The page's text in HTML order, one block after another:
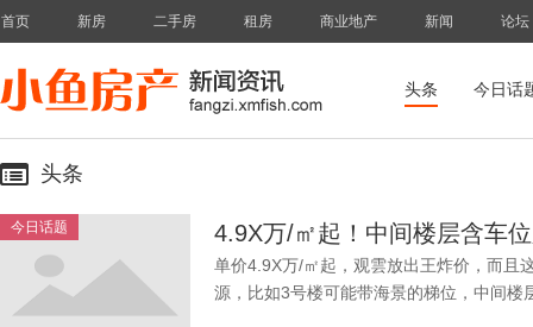
首页 新房 二手房 租房 商业地产 新闻 论坛
头条 今日话
头条
今日话题
单价4.9X万/㎡起，观雲放出王炸价，而且
源，比如3号楼可能带海景的梯位，中间楼